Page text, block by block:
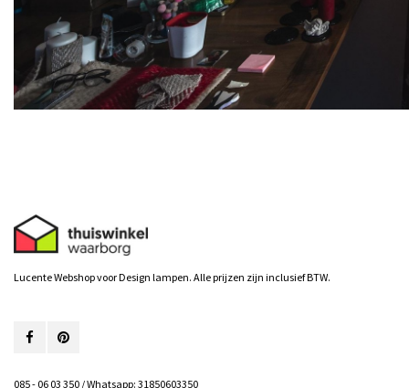
Lucente Webshop voor Design lampen. Alle prijzen zijn inclusief BTW.
085 - 06 03 350 / Whatsapp: 31850603350